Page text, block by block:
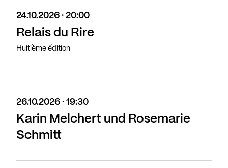
24.10.2026 · 20:00
Relais du Rire
Huitième édition
26.10.2026 · 19:30
Karin Melchert und Rosemarie
Schmitt